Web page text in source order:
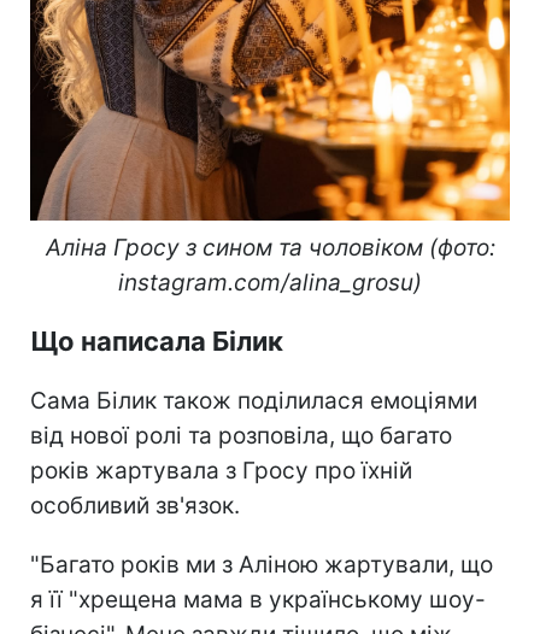
Аліна Гросу з сином та чоловіком (фото:
instagram.com/alina_grosu)
Що написала Білик
Сама Білик також поділилася емоціями
від нової ролі та розповіла, що багато
років жартувала з Гросу про їхній
особливий зв'язок.
"Багато років ми з Аліною жартували, що
я її "хрещена мама в українському шоу-